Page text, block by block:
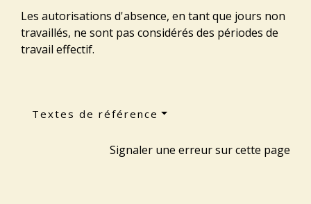
Les autorisations d'absence, en tant que jours non
travaillés, ne sont pas considérés des périodes de
travail effectif.
Textes de référence
Signaler une erreur sur cette page